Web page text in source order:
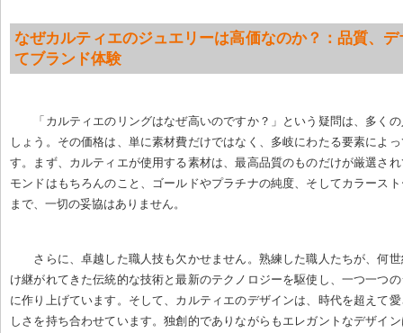
なぜカルティエのジュエリーは高価なのか？：品質、
てブランド体験
「カルティエのリングはなぜ高いのですか？」という疑問は、多く
しょう。その価格は、単に素材費だけではなく、多岐にわたる要素によ
す。まず、カルティエが使用する素材は、最高品質のものだけが厳選さ
モンドはもちろんのこと、ゴールドやプラチナの純度、そしてカラース
まで、一切の妥協はありません。
さらに、卓越した職人技も欠かせません。熟練した職人たちが、何
け継がれてきた伝統的な技術と最新のテクノロジーを駆使し、一つ一つ
に作り上げています。そして、カルティエのデザインは、時代を超えて
しさを持ち合わせています。独創的でありながらもエレガントなデザイ